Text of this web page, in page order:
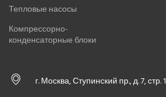
Тепловые насосы
Компрессорно-
конденсаторные блоки
г. Москва, Ступинский пр., д. 7, стр. 1